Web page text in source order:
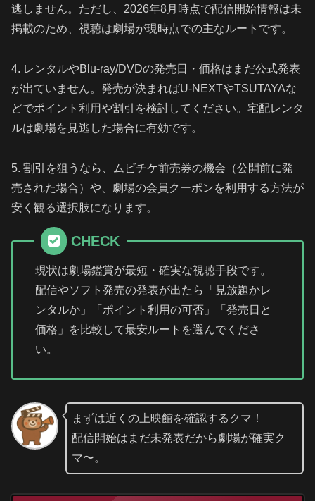
逃しません。ただし、2026年8月時点で配信開始情報は未
掲載のため、視聴は劇場が現時点での主なルートです。
4. レンタルやBlu-ray/DVDの発売日・価格はまだ公式発表
が出ていません。発売が決まればU-NEXTやTSUTAYAな
どでポイント利用や割引を検討してください。宅配レンタ
ルは劇場を見逃した場合に有効です。
5. 割引を狙うなら、ムビチケ前売券の機会（公開前に発
売された場合）や、劇場の会員クーポンを利用する方法が
安く観る選択肢になります。
CHECK
現状は劇場鑑賞が最短・確実な視聴手段です。
配信やソフト発売の発表が出たら「見放題かレ
ンタルか」「ポイント利用の可否」「発売日と
価格」を比較して最安ルートを選んでくださ
い。
まずは近くの上映館を確認するクマ！
配信開始はまだ未発表だから劇場が確実ク
マ〜。